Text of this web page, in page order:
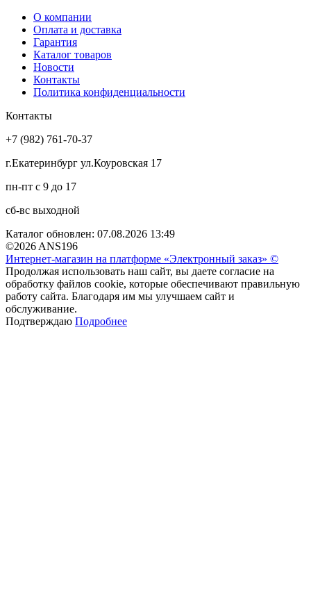
О компании
Оплата и доставка
Гарантия
Каталог товаров
Новости
Контакты
Политика конфиденциальности
Контакты
+7 (982) 761-70-37
г.Екатеринбург ул.Коуровская 17
пн-пт с 9 до 17
сб-вс выходной
Каталог обновлен: 07.08.2026 13:49
©2026 ANS196
Интернет-магазин на платформе «Электронный заказ» ©
Продолжая использовать наш сайт, вы даете согласие на
обработку файлов cookie, которые обеспечивают правильную
работу сайта. Благодаря им мы улучшаем сайт и
обслуживание.
Подтверждаю Подробнее